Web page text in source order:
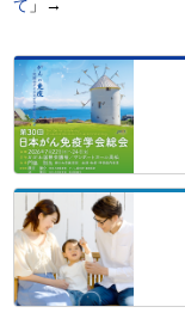
て 」→